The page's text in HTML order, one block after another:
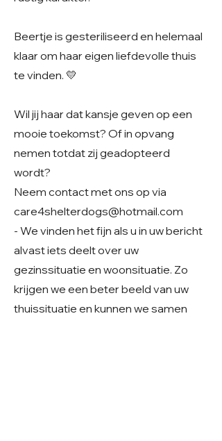
Beertje is gesteriliseerd en helemaal
klaar om haar eigen liefdevolle thuis
te vinden. 💛
Wil jij haar dat kansje geven op een
mooie toekomst? Of in opvang
nemen totdat zij geadopteerd
wordt?
Neem contact met ons op via
care4shelterdogs@hotmail.com
- We vinden het fijn als u in uw bericht
alvast iets deelt over uw
gezinssituatie en woonsituatie. Zo
krijgen we een beter beeld van uw
thuissituatie en kunnen we samen